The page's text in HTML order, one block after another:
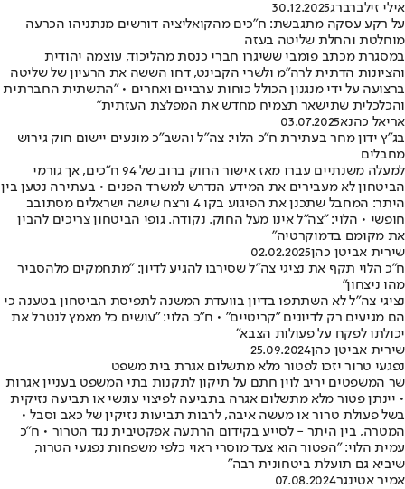
אילי זילברברג30.12.2025
על רקע עסקה מתגבשת: ח"כים מהקואליציה דורשים מנתניהו הכרעה
מוחלטת והחלת שליטה בעזה
במסגרת מכתב פומבי ששיגרו חברי כנסת מהליכוד, עוצמה יהודית
והציונות הדתית לרה"מ ולשרי הקבינט, דחו הששה את הרעיון של שליטה
ברצועה על ידי מנגנון הכולל כוחות ערביים ואחרים • "התשתית החברתית
והכלכלית שתישאר תצמיח מחדש את המפלצת העזתית"
אריאל כהנא03.07.2025
בג"ץ ידון מחר בעתירת ח"כ הלוי: צה"ל והשב"כ מונעים יישום חוק גירוש
מחבלים
למעלה משנתיים עברו מאז אישור החוק ברוב של 94 ח"כים, אך גורמי
הביטחון לא מעבירים את המידע הנדרש למשרד הפנים • בעתירה נטען בין
היתר: המחבל שתכנן את הפיגוע בקו 4 ורצח שישה ישראלים מסתובב
חופשי • הלוי: "צה"ל אינו מעל החוק. נקודה. גופי הביטחון צריכים להבין
את מקומם בדמוקרטיה"
שירית אביטן כהן02.02.2025
ח"כ הלוי תקף את נציגי צה"ל שסירבו להגיע לדיון: "מתחמקים מלהסביר
מהו ניצחון"
נציגי צה"ל לא השתתפו בדיון בוועדת המשנה לתפיסת הביטחון בטענה כי
הם מגיעים רק לדיונים "קריטיים" • ח"כ הלוי: "עושים כל מאמץ לנטרל את
יכולתו לפקח על פעולות הצבא"
שירית אביטן כהן25.09.2024
נפגעי טרור יזכו לפטור מלא מתשלום אגרת בית משפט
שר המשפטים יריב לוין חתם על תיקון לתקנות בתי המשפט בעניין אגרות
• יינתן פטור מלא מתשלום אגרה בתביעה לפיצוי עונשי או תביעה נזיקית
בשל פעולת טרור או מעשה איבה, לרבות תביעות נזיקין של כאב וסבל •
המטרה, בין היתר - לסייע בקידום הרתעה אפקטיבית נגד הטרור • ח״כ
עמית הלוי: ״הפטור הוא צעד מוסרי ראוי כלפי משפחות נפגעי הטרור,
שיביא גם תועלת ביטחונית רבה"
אמיר אטינגר07.08.2024